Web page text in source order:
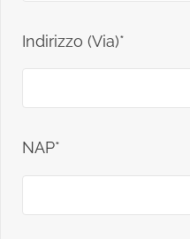
Indirizzo (Via)*
NAP*